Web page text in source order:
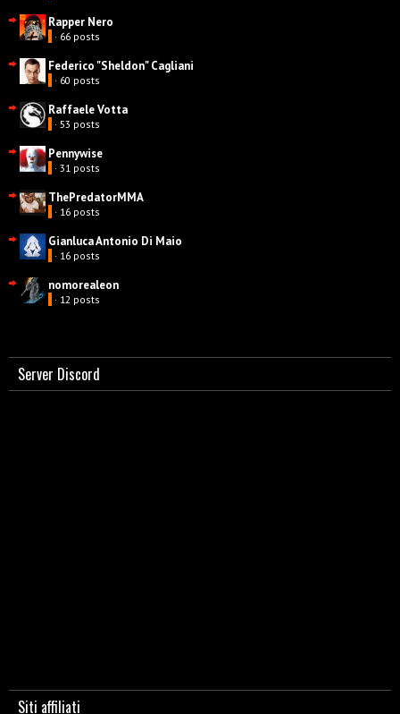
Rapper Nero
· 66 posts
Federico "Sheldon" Cagliani
· 60 posts
Raffaele Votta
· 53 posts
Pennywise
· 31 posts
ThePredatorMMA
· 16 posts
Gianluca Antonio Di Maio
· 16 posts
nomorealeon
· 12 posts
Server Discord
Siti affiliati